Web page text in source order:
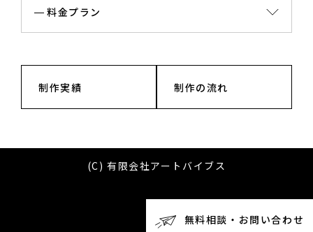
無料相談・お問い合わせ
料金プラン
制作実績 制作の流れ
(C) 有限会社アートバイブス